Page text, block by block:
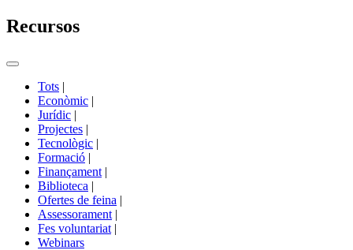
Recursos
Commutador
portals
Tots |
Econòmic |
Jurídic |
Projectes |
Tecnològic |
Formació |
Finançament |
Biblioteca |
Ofertes de feina |
Assessorament |
Fes voluntariat |
Webinars